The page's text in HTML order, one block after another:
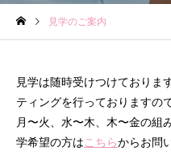
メール相談
見学のご案内
見学は随時受けつけておりま
ティングを行っておりますの
月〜火、水〜木、木〜金の組
学希望の方は こちらからお問